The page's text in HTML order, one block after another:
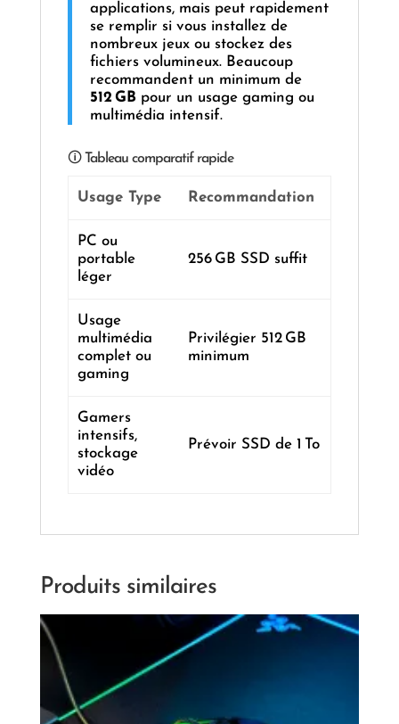
applications, mais peut rapidement
se remplir si vous installez de
nombreux jeux ou stockez des
fichiers volumineux. Beaucoup
recommandent un minimum de
512 GBpour un usage gaming ou
multimédia intensif.
🛈 Tableau comparatif rapide
Usage Type Recommandation
PC ou
portable
léger
256 GB SSD suffit
Usage
multimédia
complet ou
gaming
Privilégier 512 GB
minimum
Gamers
intensifs,
stockage
vidéo
Prévoir SSD de 1 To
Produits similaires